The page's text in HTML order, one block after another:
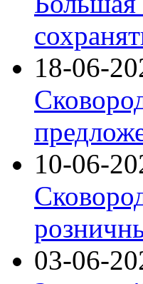
18-06-
10-06-
03-06-